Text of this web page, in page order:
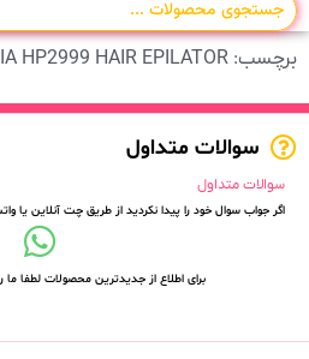
برچسب: ROZIA HP2999 HAIR EPILATOR
سوالات متداول
سوالات متداول
اگر جواب سوال خود را پیدا نکردید از طریق چت آنلاین یا
برای اطلاع از جدیدترین محصولات لطفا ما